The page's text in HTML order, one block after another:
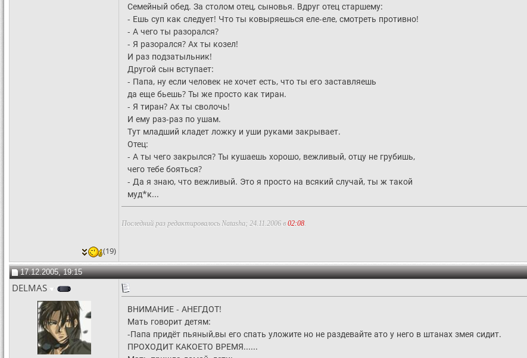
Семейный обед. За столом отец, сыновья. Вдруг отец старшему:
- Ешь суп как следует! Что ты ковыряешься еле-еле, смотреть противно!
- А чего ты разорался?
- Я разорался? Ах ты козел!
И раз подзатыльник!
Другой сын вступает:
- Папа, ну если человек не хочет есть, что ты его заставляешь
да еще бьешь? Ты же просто как тиран.
- Я тиран? Ах ты сволочь!
И ему раз-раз по ушам.
Тут младший кладет ложку и уши руками закрывает.
Отец:
- А ты чего закрылся? Ты кушаешь хорошо, вежливый, отцу не грубишь,
чего тебе бояться?
- Да я знаю, что вежливый. Это я просто на всякий случай, ты ж такой
муд*к...
Последний раз редактировалось Natasha; 24.11.2006 в 02:08.
(19)
17.12.2005, 19:15
DELMAS
ВНИМАНИЕ - АНЕГДОТ!
Мать говорит детям:
-Папа придёт пьяный,вы его спать уложите но не раздевайте ато у него в штанах змея сидит.
ПРОХОДИТ КАКОЕТО ВРЕМЯ......